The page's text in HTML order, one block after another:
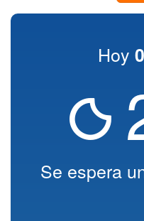
Hoy
Se espera